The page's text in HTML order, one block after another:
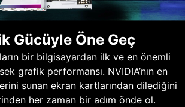
Gücüyle Öne Geç
bir bilgisayardan ilk ve en önemli
grafik performansı. NVIDIA’nın en
sunan ekran kartlarından dilediğini
her zaman bir adım önde ol.